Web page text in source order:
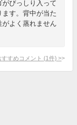
びっしり入って
す。背中が当た
よく蒸れません
すめコメント (1 件) >